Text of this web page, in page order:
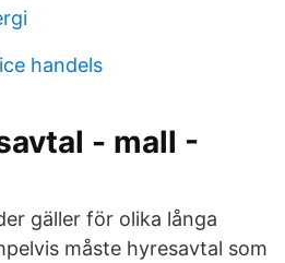
handels
- mall -
gäller för olika långa
måste hyresavtal som